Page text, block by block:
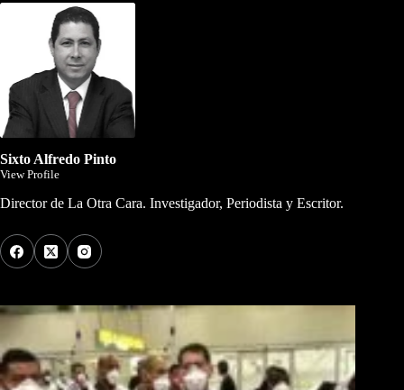
Sixto Alfredo Pinto
View Profile
Director de La Otra Cara. Investigador, Periodista y Escritor.